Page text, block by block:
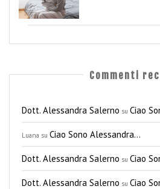
Commenti
Dott. Alessandra Salerno su Ciao
Luana su Ciao Sono Alessandra…
Dott. Alessandra Salerno su Ciao
Dott. Alessandra Salerno su Ciao